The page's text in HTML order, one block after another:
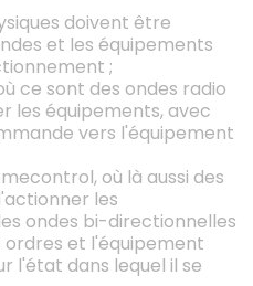
doivent être
et les équipements
;
ce sont des ondes radio
les équipements, avec
vers l'équipement
où là aussi des
les
ondes bi-directionnelles
ordres et l'équipement
l'état dans lequel il se